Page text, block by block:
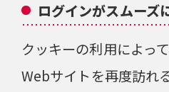
ログインがスムーズ
クッキーの利用によっ
Webサイトを再度訪れ